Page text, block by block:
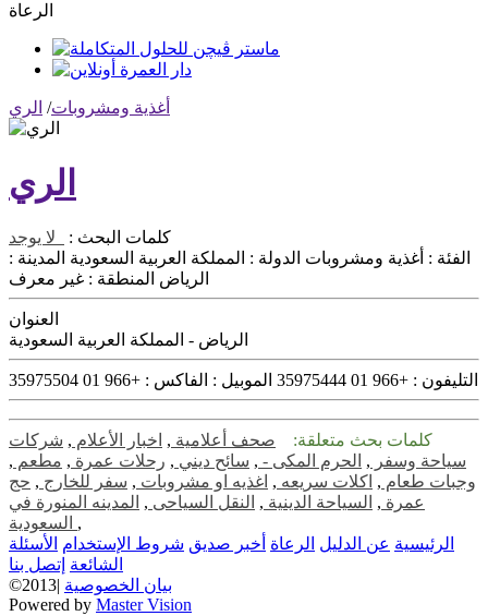
الرعاة
أغذية ومشروبات/ الري
الري
كلمات البحث :
لا يوجد
الفئة : أغذية ومشروبات الدولة : المملكة العربية السعودية المدينة :
الرياض المنطقة : غير معرف
العنوان
الرياض - المملكة العربية السعودية
التليفون : +966 01 35975444 الموبيل : الفاكس : +966 01 35975504
كلمات بحث متعلقة: صحف أعلامية , اخبار الأعلام , شركات
سياحة وسفر , الحرم المكى - , سائح ديني , رحلات عمرة , مطعم ,
وجبات طعام , اكلات سريعه , اغذيه او مشروبات , سفر للخارج , حج
عمرة , السياحة الدينية , النقل السياحى , المدينه المنورة في
,
الرئيسية عن الدليل الرعاة أخبر صديق شروط الإستخدام الأسئلة
الشائعة إتصل بنا
©2013| بيان الخصوصية
Powered by Master Vision